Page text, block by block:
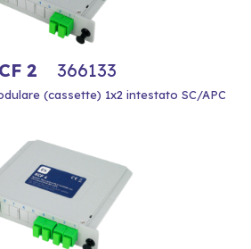
2 366133
(cassette) 1x2 intestato SC/APC